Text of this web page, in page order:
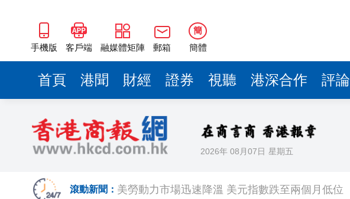
手機版 客戶端 融媒體矩陣 郵箱
簡
簡體
首頁 港聞 財經 證券 視聽 港深合作 評論
2026年 08月07日 星期五
滾動新聞： 美勞動力市場迅速降溫 美元指數跌至兩個月低位